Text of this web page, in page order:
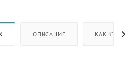
ОПИСАНИЕ КАК КУПИТЬ